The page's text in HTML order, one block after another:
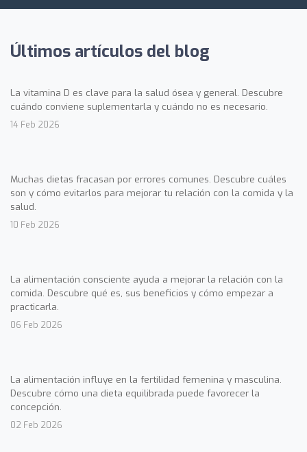
Últimos artículos del blog
La vitamina D es clave para la salud ósea y general. Descubre
cuándo conviene suplementarla y cuándo no es necesario.
14 Feb 2026
Muchas dietas fracasan por errores comunes. Descubre cuáles
son y cómo evitarlos para mejorar tu relación con la comida y la
salud.
10 Feb 2026
La alimentación consciente ayuda a mejorar la relación con la
comida. Descubre qué es, sus beneficios y cómo empezar a
practicarla.
06 Feb 2026
La alimentación influye en la fertilidad femenina y masculina.
Descubre cómo una dieta equilibrada puede favorecer la
concepción.
02 Feb 2026